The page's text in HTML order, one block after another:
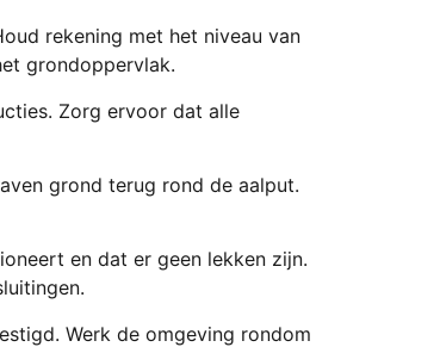
rekening met het niveau van
grondoppervlak.
Zorg ervoor dat alle
grond terug rond de aalput.
en dat er geen lekken zijn.
Werk de omgeving rondom